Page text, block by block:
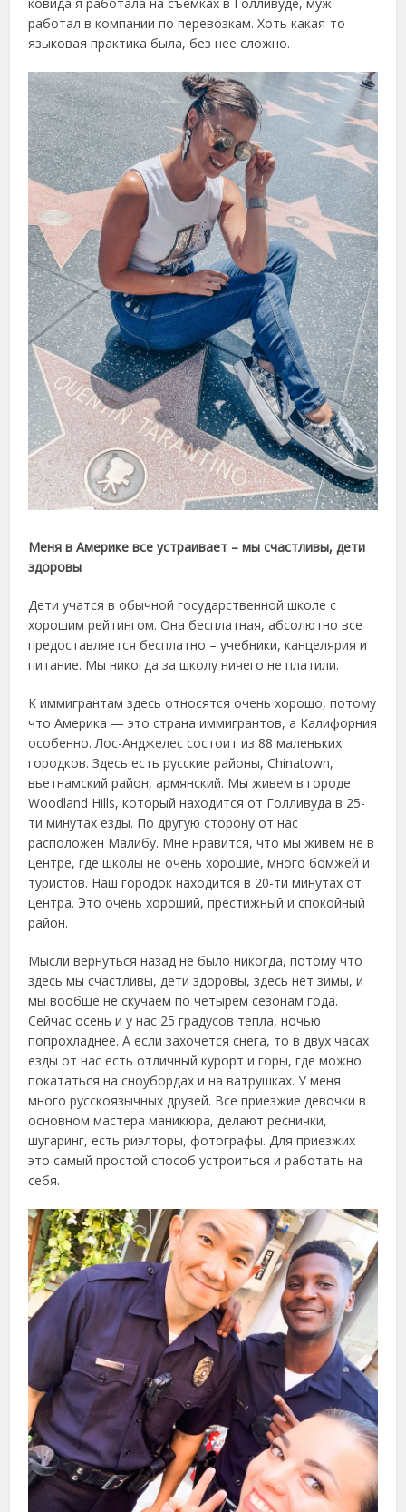
ковида я работала на съёмках в Голливуде, муж
работал в компании по перевозкам. Хоть какая-то
языковая практика была, без нее сложно.
Меня в Америке все устраивает – мы счастливы, дети
здоровы
Дети учатся в обычной государственной школе с
хорошим рейтингом. Она бесплатная, абсолютно все
предоставляется бесплатно – учебники, канцелярия и
питание. Мы никогда за школу ничего не платили.
К иммигрантам здесь относятся очень хорошо, потому
что Америка — это страна иммигрантов, а Калифорния
особенно. Лос-Анджелес состоит из 88 маленьких
городков. Здесь есть русские районы, Chinatown,
вьетнамский район, армянский. Мы живем в городе
Woodland Hills, который находится от Голливуда в 25-
ти минутах езды. По другую сторону от нас
расположен Малибу. Мне нравится, что мы живём не в
центре, где школы не очень хорошие, много бомжей и
туристов. Наш городок находится в 20-ти минутах от
центра. Это очень хороший, престижный и спокойный
район.
Мысли вернуться назад не было никогда, потому что
здесь мы счастливы, дети здоровы, здесь нет зимы, и
мы вообще не скучаем по четырем сезонам года.
Сейчас осень и у нас 25 градусов тепла, ночью
попрохладнее. А если захочется снега, то в двух часах
езды от нас есть отличный курорт и горы, где можно
покататься на сноубордах и на ватрушках. У меня
много русскоязычных друзей. Все приезжие девочки в
основном мастера маникюра, делают реснички,
шугаринг, есть риэлторы, фотографы. Для приезжих
это самый простой способ устроиться и работать на
себя.